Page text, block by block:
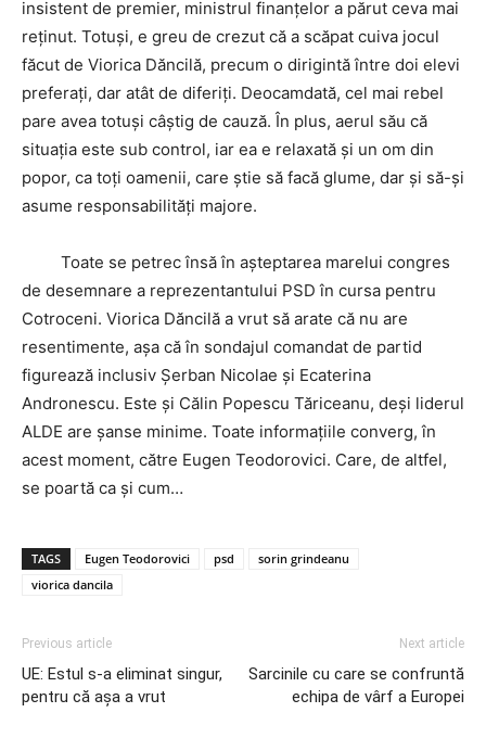
insistent de premier, ministrul finanțelor a părut ceva mai
reținut. Totuși, e greu de crezut că a scăpat cuiva jocul
făcut de Viorica Dăncilă, precum o dirigintă între doi elevi
preferați, dar atât de diferiți. Deocamdată, cel mai rebel
pare avea totuși câștig de cauză. În plus, aerul său că
situația este sub control, iar ea e relaxată și un om din
popor, ca toți oamenii, care știe să facă glume, dar și să-și
asume responsabilități majore.
Toate se petrec însă în așteptarea marelui congres
de desemnare a reprezentantului PSD în cursa pentru
Cotroceni. Viorica Dăncilă a vrut să arate că nu are
resentimente, așa că în sondajul comandat de partid
figurează inclusiv Șerban Nicolae și Ecaterina
Andronescu. Este și Călin Popescu Tăriceanu, deși liderul
ALDE are șanse minime. Toate informațiile converg, în
acest moment, către Eugen Teodorovici. Care, de altfel,
se poartă ca și cum…
TAGS Eugen Teodorovici psd
sorin grindeanu
viorica dancila
Previous article
UE: Estul s-a eliminat singur,
pentru că așa a vrut
Next article
Sarcinile cu care se confruntă
echipa de vârf a Europei